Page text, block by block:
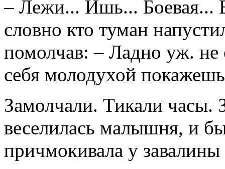
– Лежи... Ишь... Боевая...
словно кто туман
помолчав: – Ладно уж. не
себя молодухой
Замолчали. Тикали часы.
веселилась малышня, и
причмокивала у завалины